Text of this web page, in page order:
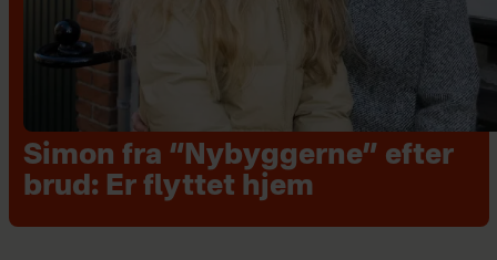
Simon fra “Nybyggerne” efter
brud: Er flyttet hjem